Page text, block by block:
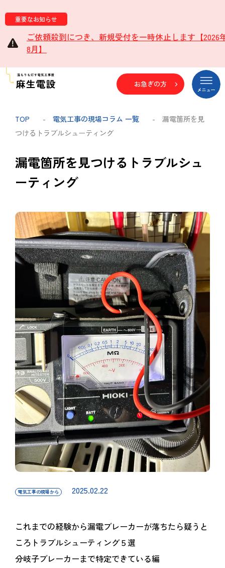
重要なお知らせ
ご依頼殺到につき、新規受付を一時休止します【2026
8月】
お急ぎの方
TOP - 電気工事の現場コラム 一覧
- 漏電箇所を見
つけるトラブルシューティング
漏電箇所を見つけるトラブルシュ
ーティング
電気工事の現場から 2025.02.22
これまでの経験から漏電ブレーカーが落ちたら疑うと
ころトラブルシューティング５選
分岐子ブレーカーまで特定できている編